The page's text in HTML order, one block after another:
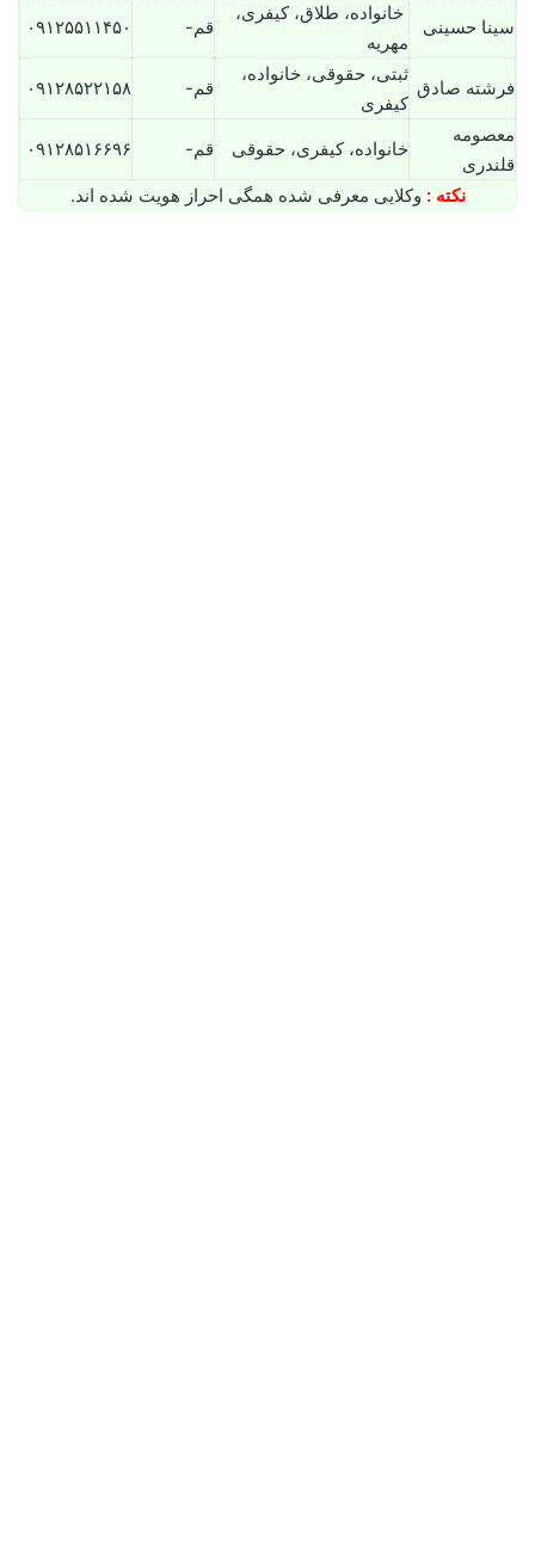
سینا حسینی
خانواده، طلاق، کیفری،
مهریه
قم- ۰۹۱۲۵۵۱۱۴۵۰
فرشته صادق
ثبتی، حقوقی، خانواده،
کیفری
قم- ۰۹۱۲۸۵۲۲۱۵۸
معصومه
قلندری
خانواده، کیفری، حقوقی قم- ۰۹۱۲۸۵۱۶۶۹۶
نکته : وکلایی معرفی شده همگی احراز هویت شده اند.